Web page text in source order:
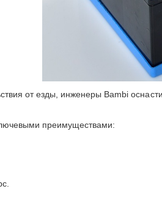
от езды, инженеры Bambi
преимуществами: